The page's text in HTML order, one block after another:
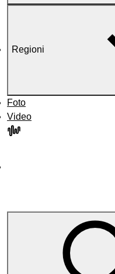
Regioni
Foto
Video